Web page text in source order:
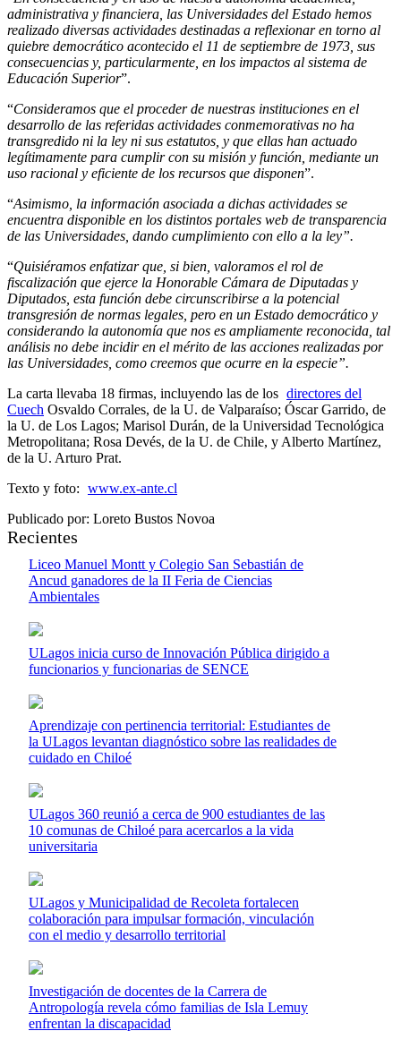
administrativa y financiera, las Universidades del Estado hemos
realizado diversas actividades destinadas a reflexionar en torno al
quiebre democrático acontecido el 11 de septiembre de 1973, sus
consecuencias y, particularmente, en los impactos al sistema de
Educación Superior”.
“Consideramos que el proceder de nuestras instituciones en el
desarrollo de las referidas actividades conmemorativas no ha
transgredido ni la ley ni sus estatutos, y que ellas han actuado
legítimamente para cumplir con su misión y función, mediante un
uso racional y eficiente de los recursos que disponen”.
“Asimismo, la información asociada a dichas actividades se
encuentra disponible en los distintos portales web de transparencia
de las Universidades, dando cumplimiento con ello a la ley”.
“Quisiéramos enfatizar que, si bien, valoramos el rol de
fiscalización que ejerce la Honorable Cámara de Diputadas y
Diputados, esta función debe circunscribirse a la potencial
transgresión de normas legales, pero en un Estado democrático y
considerando la autonomía que nos es ampliamente reconocida, tal
análisis no debe incidir en el mérito de las acciones realizadas por
las Universidades, como creemos que ocurre en la especie”.
La carta llevaba 18 firmas, incluyendo las de los directores del
Cuech Osvaldo Corrales, de la U. de Valparaíso; Óscar Garrido, de
la U. de Los Lagos; Marisol Durán, de la Universidad Tecnológica
Metropolitana; Rosa Devés, de la U. de Chile, y Alberto Martínez,
de la U. Arturo Prat.
Texto y foto: www.ex-ante.cl
Publicado por: Loreto Bustos Novoa
Recientes
Liceo Manuel Montt y Colegio San Sebastián de
Ancud ganadores de la II Feria de Ciencias
Ambientales
ULagos inicia curso de Innovación Pública dirigido a
funcionarios y funcionarias de SENCE
Aprendizaje con pertinencia territorial: Estudiantes de
la ULagos levantan diagnóstico sobre las realidades de
cuidado en Chiloé
ULagos 360 reunió a cerca de 900 estudiantes de las
10 comunas de Chiloé para acercarlos a la vida
universitaria
ULagos y Municipalidad de Recoleta fortalecen
colaboración para impulsar formación, vinculación
con el medio y desarrollo territorial
Investigación de docentes de la Carrera de
Antropología revela cómo familias de Isla Lemuy
enfrentan la discapacidad